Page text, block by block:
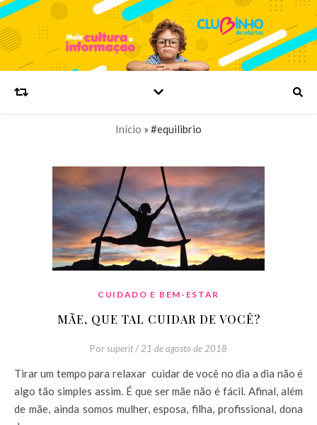
Início » #equilibrio
CUIDADO E BEM-ESTAR
MÃE, QUE TAL CUIDAR DE VOCÊ?
Porsuperit/ 21 de agosto de 2018
Tirar um tempo para relaxar cuidar de você no dia a dia não é
algo tão simples assim. É que ser mãe não é fácil. Afinal, além
de mãe, ainda somos mulher, esposa, filha, profissional, dona